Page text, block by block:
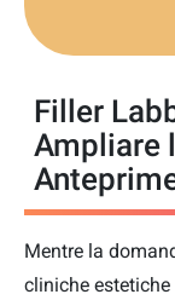
Filler
Ampliare
Mentre la
cliniche